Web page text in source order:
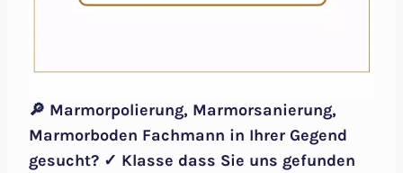
🔎 Marmorpolierung, Marmorsanierung,
Marmorboden Fachmann in Ihrer Gegend
gesucht? ✓ Klasse dass Sie uns gefunden